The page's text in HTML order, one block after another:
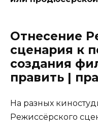
Отнесение
сценария к
создания
править |
На разных
Режиссёрского